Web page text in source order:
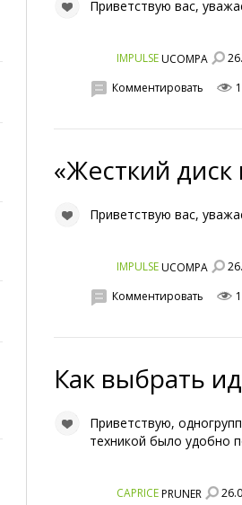
Приветствую вас,
IMPULSEUCOMPA
Комментировать
«Жесткий диск
Приветствую вас,
IMPULSEUCOMPA
Комментировать
Как выбрать
Приветствую,
техникой было удобно
CAPRICEPRUNER